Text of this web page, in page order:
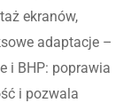
ekranów,
adaptacje –
i BHP: poprawia
i pozwala